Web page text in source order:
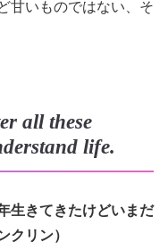
甘いものではない、そ
all these
life.
生きてきたけどいまだ
クリン）